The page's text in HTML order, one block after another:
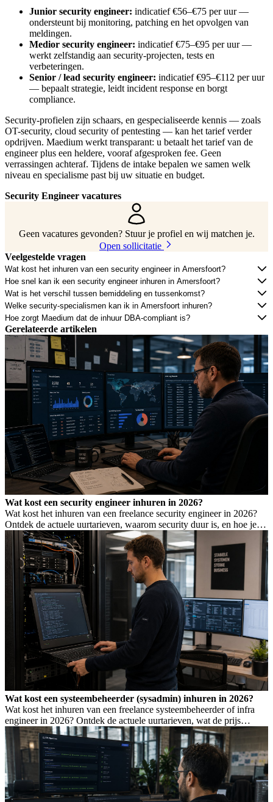
Junior security engineer: indicatief €56–€75 per uur —
ondersteunt bij monitoring, patching en het opvolgen van
meldingen.
Medior security engineer: indicatief €75–€95 per uur —
werkt zelfstandig aan security-projecten, tests en
verbeteringen.
Senior / lead security engineer: indicatief €95–€112 per uur
— bepaalt strategie, leidt incident response en borgt
compliance.
Security-profielen zijn schaars, en gespecialiseerde kennis — zoals
OT-security, cloud security of pentesting — kan het tarief verder
opdrijven. Maedium werkt transparant: u betaalt het tarief van de
engineer plus een heldere, vooraf afgesproken fee. Geen
verrassingen achteraf. Tijdens de intake bepalen we samen welk
niveau en specialisme past bij uw situatie en budget.
Security Engineer vacatures
Geen vacatures gevonden? Stuur je profiel en wij matchen je.
Open sollicitatie
Veelgestelde vragen
Wat kost het inhuren van een security engineer in Amersfoort?
Hoe snel kan ik een security engineer inhuren in Amersfoort?
Wat is het verschil tussen bemiddeling en tussenkomst?
Welke security-specialismen kan ik in Amersfoort inhuren?
Hoe zorgt Maedium dat de inhuur DBA-compliant is?
Gerelateerde artikelen
Wat kost een security engineer inhuren in 2026?
Wat kost het inhuren van een freelance security engineer in 2026?
Ontdek de actuele uurtarieven, waarom security duur is, en hoe je de
juiste expertise vindt.
Wat kost een systeembeheerder (sysadmin) inhuren in 2026?
Wat kost het inhuren van een freelance systeembeheerder of infra
engineer in 2026? Ontdek de actuele uurtarieven, wat de prijs
bepaalt, en wanneer je welk profiel nodig hebt.